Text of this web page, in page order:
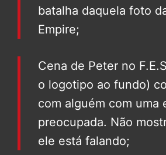
batalha daquela foto
Empire;
Cena de Peter no
o logotipo ao fundo)
com alguém com uma
preocupada. Não
ele está falando;